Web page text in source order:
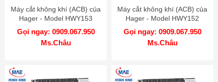
Máy cắt không khí (ACB) của
Hager - Model HWY153
Gọi ngay: 0909.067.950
Ms.Châu
Máy cắt không khí (ACB) của
Hager - Model HWY152
Gọi ngay: 0909.067.950
Ms.Châu